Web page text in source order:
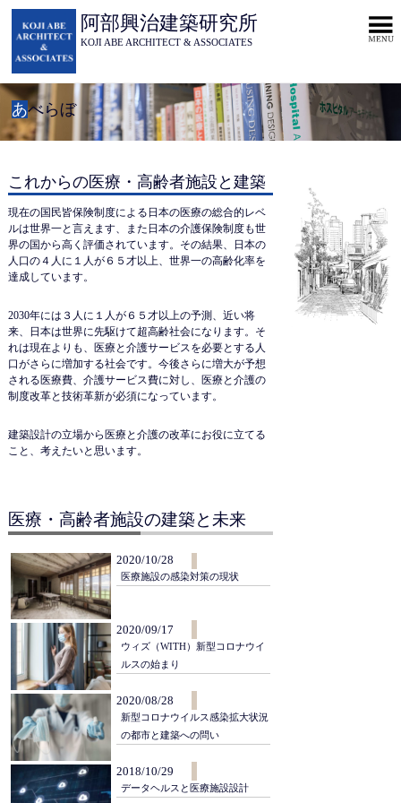
阿部興治建築研究所
KOJI ABE ARCHITECT & ASSOCIATES
あべらぼ
これからの医療・高齢者施設と建築
現在の国民皆保険制度による日本の医療の総合的レベ
ルは世界一と言えます、また日本の介護保険制度も世
界の国から高く評価されています。その結果、日本の
人口の４人に１人が６５才以上、世界一の高齢化率を
達成しています。
2030年には３人に１人が６５才以上の予測、近い将
来、日本は世界に先駆けて超高齢社会になります。そ
れは現在よりも、医療と介護サービスを必要とする人
口がさらに増加する社会です。今後さらに増大が予想
される医療費、介護サービス費に対し、医療と介護の
制度改革と技術革新が必須になっています。
建築設計の立場から医療と介護の改革にお役に立てる
こと、考えたいと思います。
医療・高齢者施設の建築と未来
2020/10/28
医療施設の感染対策の現状
2020/09/17
ウィズ（WITH）新型コロナウイ
ルスの始まり
2020/08/28
新型コロナウイルス感染拡大状況
の都市と建築への問い
2018/10/29
データヘルスと医療施設設計